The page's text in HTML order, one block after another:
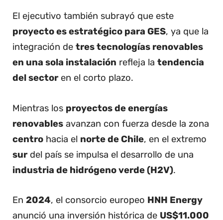
El ejecutivo también subrayó que este
proyecto es estratégico para GES, ya que la
integración de tres tecnologías renovables
en una sola instalación refleja la tendencia
del sectoren el corto plazo.
Mientras los proyectos de energías
renovables avanzan con fuerza desde la zona
centro hacia el norte de Chile, en el extremo
surdel país se impulsa el desarrollo de una
industria de hidrógeno verde (H2V).
En 2024, el consorcio europeo HNH Energy
anunció una inversión histórica de US$11.000